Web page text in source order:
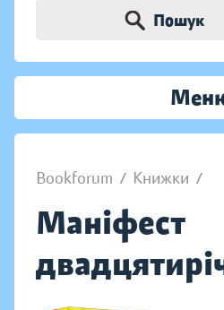
Пошук
Bookforum / Книжки /
Маніфест